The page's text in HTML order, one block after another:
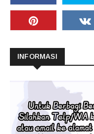
INFORMASI